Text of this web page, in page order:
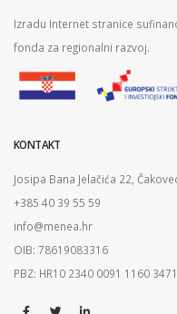
Izradu Internet stranice
fonda za regionalni razvoj.
KONTAKT
Josipa Bana Jelačića 22,
+385 40 39 55 59
info@menea.hr
OIB: 78619083316
PBZ: HR10 2340 0091 1160